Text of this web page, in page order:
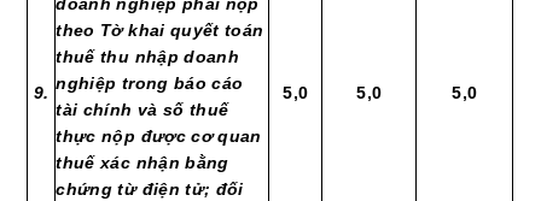
9.
theo Tờ khai quyết toán
thuế thu nhập doanh
nghiệp trong báo cáo
tài chính và số thuế
thực nộp được cơ quan
thuế xác nhận bằng
chứng từ điện tử; đối
5,0 5,0 5,0